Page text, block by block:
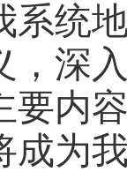
系统
，深
要内
成为